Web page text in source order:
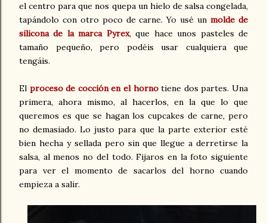
el centro para que nos quepa un hielo de salsa congelada,
tapándolo con otro poco de carne. Yo usé unmolde de
silicona de la marca Pyrex, que hace unos pasteles de
tamaño pequeño, pero podéis usar cualquiera que
tengáis.
El proceso de cocción en el hornotiene dos partes. Una
primera, ahora mismo, al hacerlos, en la que lo que
queremos es que se hagan los cupcakes de carne, pero
no demasiado. Lo justo para que la parte exterior esté
bien hecha y sellada pero sin que llegue a derretirse la
salsa, al menos no del todo. Fijaros en la foto siguiente
para ver el momento de sacarlos del horno cuando
empieza a salir.